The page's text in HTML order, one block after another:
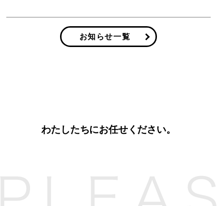
お知らせ一覧
わたしたちにお任せください。